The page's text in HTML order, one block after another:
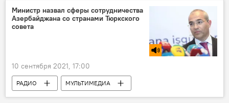
Министр назвал сферы сотрудничества
Азербайджана со странами Тюркского
совета
10 сентября 2021, 17:00
РАДИО
МУЛЬТИМЕДИА
Экономика
Азербайджан Новости